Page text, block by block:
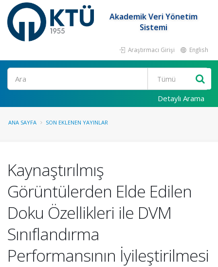
Akademik Veri Yönetim
Sistemi
Araştırmacı Girişi English
Ara
Detaylı Arama
ANA SAYFA SON EKLENEN YAYINLAR
Kaynaştırılmış
Görüntülerden Elde Edilen
Doku Özellikleri ile DVM
Sınıflandırma
Performansının İyileştirilmesi